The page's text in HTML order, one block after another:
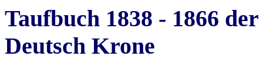
Taufbuch 1838 - 1866
Deutsch Krone